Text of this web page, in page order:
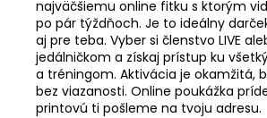
najväčšiemu online fitku s ktorým
po pár týždňoch. Je to ideálny
aj pre teba. Vyber si členstvo LIVE
jedálničkom a získaj prístup ku
a tréningom. Aktivácia je okamžitá,
bez viazanosti. Online poukážka
printovú ti pošleme na tvoju adresu.